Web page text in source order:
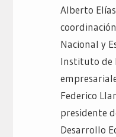
Alberto
Nacional y
Instituto de
Federico
presidente
Desarrollo